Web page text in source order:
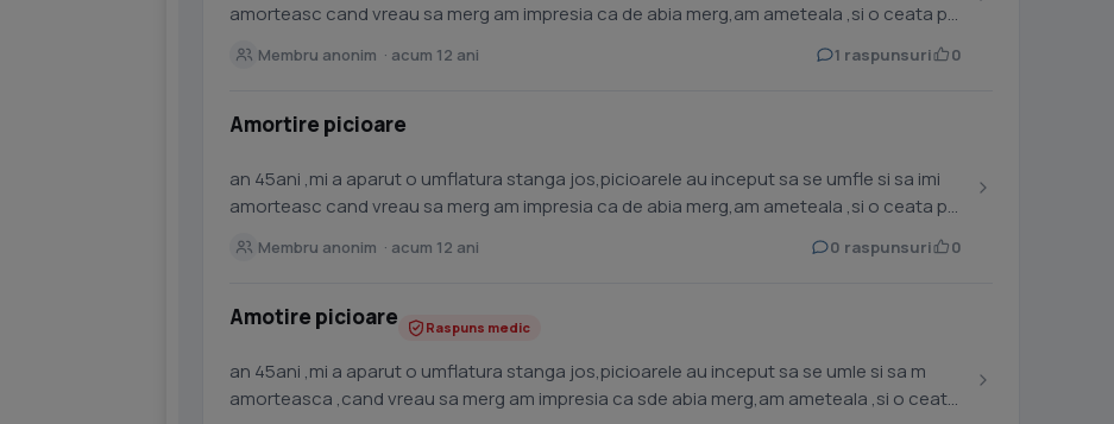
amorteasc cand vreau sa merg am impresia ca de abia merg,am ameteala ,si o ceata pe
Membru anonim · acum 12 ani 1 raspunsuri 0
Amortire picioare
an 45ani ,mi a aparut o umflatura stanga jos,picioarele au inceput sa se umfle si sa imi
amorteasc cand vreau sa merg am impresia ca de abia merg,am ameteala ,si o ceata pe
Membru anonim · acum 12 ani 0 raspunsuri 0
Amotire picioare Raspuns medic
an 45ani ,mi a aparut o umflatura stanga jos,picioarele au inceput sa se umle si sa m
amorteasca ,cand vreau sa merg am impresia ca sde abia merg,am ameteala ,si o ceata